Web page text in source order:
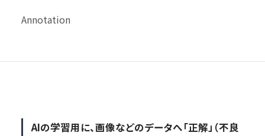
Annotation
AIの学習用に、画像などのデータへ「正解」（不良